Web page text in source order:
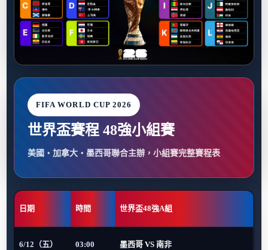
FIFA WORLD CUP 2026
世界盃賽程 48強小組賽
美國・加拿大・墨西哥聯合主辦，小組賽完整賽程表
日期 時間 世界盃48強A組
6/12（五） 03:00 墨西哥 VS 南非